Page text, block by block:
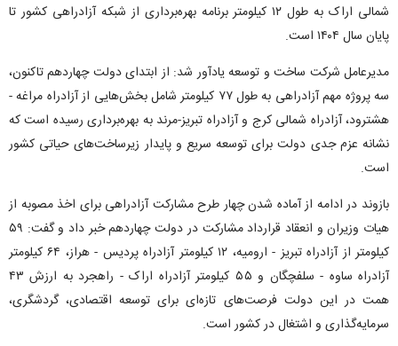
شمالی اراک به طول ۱۲ کیلومتر برنامه بهره‌برداری از شبکه آزادراهی کشور تا
پایان سال ۱۴۰۴ است.
مدیرعامل شرکت ساخت و توسعه یادآور شد: از ابتدای دولت چهاردهم تاکنون،
سه پروژه مهم آزادراهی به طول ۷۷ کیلومتر شامل بخش‌هایی از آزادراه مراغه -
هشترود، آزادراه شمالی کرج و آزادراه تبریز-مرند به بهره‌برداری رسیده است که
نشانه عزم جدی دولت برای توسعه سریع و پایدار زیرساخت‌های حیاتی کشور
است.
بازوند در ادامه از آماده شدن چهار طرح مشارکت آزادراهی برای اخذ مصوبه از
هیات وزیران و انعقاد قرارداد مشارکت در دولت چهاردهم خبر داد و گفت:‌ ۵۹
کیلومتر از آزادراه تبریز - ارومیه، ۱۲ کیلومتر آزادراه پردیس - هراز، ۶۴ کیلومتر
آزادراه ساوه - سلفچگان و ۵۵ کیلومتر آزادراه اراک - راهجرد به ارزش ۴۳
همت در این دولت فرصت‌های تازه‌ای برای توسعه اقتصادی، گردشگری،
سرمایه‌گذاری و اشتغال در کشور است.